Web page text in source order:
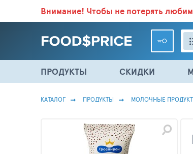
ВСЕ СКИДКИ И ВЫГОДНЫЕ ЦЕНЫ НА
Внимание! Чтобы не потерять
ПРОДУКТЫ СКИДКИ
КАТАЛОГ ПРОДУКТЫ МОЛОЧНЫЕ